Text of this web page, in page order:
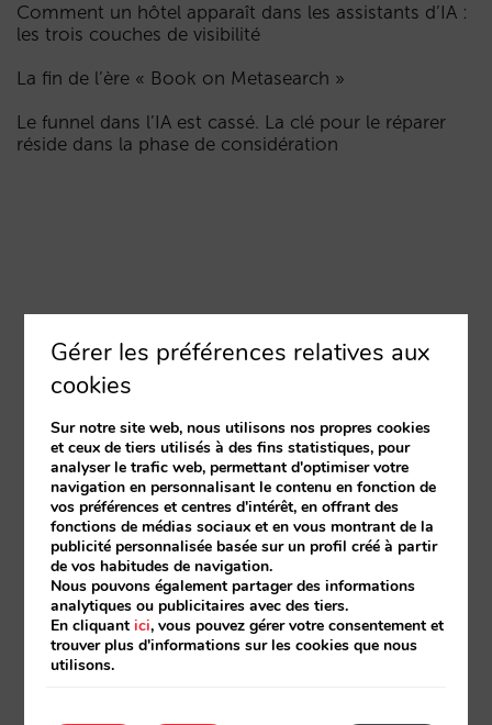
Comment un hôtel apparaît dans les assistants d’IA :
les trois couches de visibilité
La fin de l’ère « Book on Metasearch »
Le funnel dans l’IA est cassé. La clé pour le réparer
réside dans la phase de considération
Gérer les préférences relatives aux
cookies
Sur notre site web, nous utilisons nos propres cookies
et ceux de tiers utilisés à des fins statistiques, pour
analyser le trafic web, permettant d'optimiser votre
navigation en personnalisant le contenu en fonction de
vos préférences et centres d'intérêt, en offrant des
fonctions de médias sociaux et en vous montrant de la
publicité personnalisée basée sur un profil créé à partir
de vos habitudes de navigation.
Nous pouvons également partager des informations
analytiques ou publicitaires avec des tiers.
En cliquantici, vous pouvez gérer votre consentement et
trouver plus d'informations sur les cookies que nous
utilisons.